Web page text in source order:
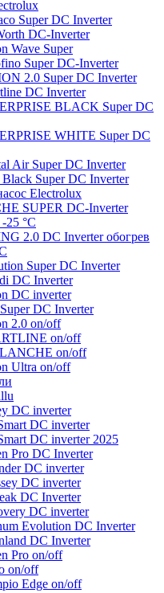
Super DC Inverter
DC-Inverter
Wave Super
Super DC-Inverter
2.0 Super DC Іnverter
DC Inverter
BLACK Super DC
WHITE Super DC
Air Super DC Inverter
Super DC Inverter
Electrolux
SUPER DC-Inverter
-25 °С
2.0 DC Inverter обогрев
Super DC Inverter
DC Inverter
DC inverter
DC Inverter
2.0 on/off
on/off
on/off
Ultra on/off
DC inverter
DC inverter
DC inverter 2025
Pro DC Inverter
DC inverter
DC inverter
DС Inverter
DC inverter
Evolution DC Inverter
DC Inverter
Pro on/off
on/off
Edge on/off